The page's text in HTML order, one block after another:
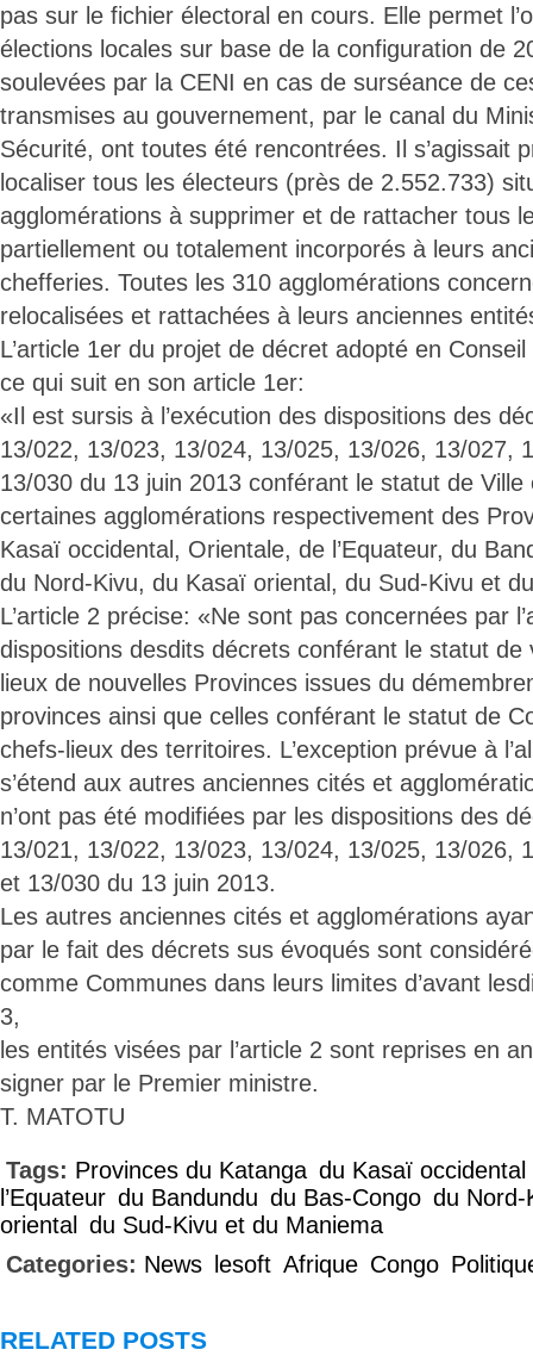
pas sur le fichier électoral en cours. Elle permet
élections locales sur base de la configuration de
soulevées par la CENI en cas de surséance de
transmises au gouvernement, par le canal du
Sécurité, ont toutes été rencontrées. Il s’agissait
localiser tous les électeurs (près de 2.552.733)
agglomérations à supprimer et de rattacher tous
partiellement ou totalement incorporés à leurs
chefferies. Toutes les 310 agglomérations
relocalisées et rattachées à leurs anciennes
L’article 1er du projet de décret adopté en
ce qui suit en son article 1er:
«Il est sursis à l’exécution des dispositions des
13/022, 13/023, 13/024, 13/025, 13/026, 13/027,
13/030 du 13 juin 2013 conférant le statut de
certaines agglomérations respectivement des
Kasaï occidental, Orientale, de l’Equateur, du
du Nord-Kivu, du Kasaï oriental, du Sud-Kivu et
L’article 2 précise: «Ne sont pas concernées par
dispositions desdits décrets conférant le statut de
lieux de nouvelles Provinces issues du
provinces ainsi que celles conférant le statut de
chefs-lieux des territoires. L’exception prévue à
s’étend aux autres anciennes cités et
n’ont pas été modifiées par les dispositions des
13/021, 13/022, 13/023, 13/024, 13/025, 13/026,
et 13/030 du 13 juin 2013.
Les autres anciennes cités et agglomérations
par le fait des décrets sus évoqués sont
comme Communes dans leurs limites d’avant
3,
les entités visées par l’article 2 sont reprises en
signer par le Premier ministre.
T. MATOTU
Tags: Provinces du Katanga du Kasaï occidental
l’Equateur du Bandundu du Bas-Congo du Nord-
oriental
du Sud-Kivu et du Maniema
Categories: News lesoft Afrique Congo
RELATED POSTS